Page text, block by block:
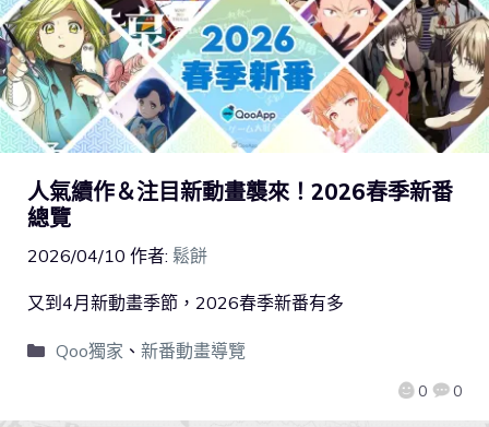
人氣續作＆注目新動畫襲來！2026春季新番
總覽
2026/04/10 作者: 鬆餅
0 0
又到4月新動畫季節，2026春季新番有多
Qoo獨家 、 新番動畫導覽